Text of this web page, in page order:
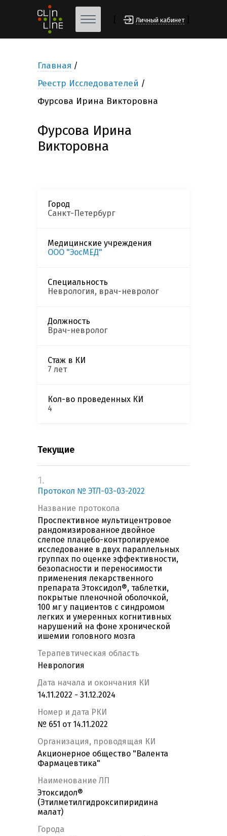
Личный кабинет
Главная
Реестр Исследователей
Фурсова Ирина Викторовна
Фурсова Ирина
Викторовна
Город
Санкт-Петербург
Медицинские учреждения
ООО "ЭосМЕД"
Специальность
Неврология, врач-невролог
Должность
Врач-невролог
Стаж в КИ
7 лет
Кол-во проведенных КИ
4
Текущие
1.
Протокол № ЭТЛ-03-03-2022
Название протокола
Проспективное мультицентровое
рандомизированное двойное
слепое плацебо-контролируемое
исследование в двух параллельных
группах по оценке эффективности,
безопасности и переносимости
применения лекарственного
препарата Этоксидол®, таблетки,
покрытые пленочной оболочкой,
100 мг у пациентов с синдромом
легких и умеренных когнитивных
нарушений на фоне хронической
ишемии головного мозга
Терапевтическая область
Неврология
Дата начала и окончания КИ
14.11.2022 - 31.12.2024
Номер и дата РКИ
№ 651 от 14.11.2022
Организация, проводящая КИ
Акционерное общество "Валента
Фармацевтика"
Наименование ЛП
Этоксидол®
(Этилметилгидроксипиридина
малат)
Города